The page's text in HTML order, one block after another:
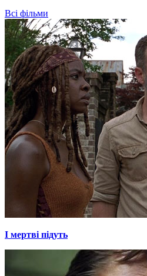
Всі фільми
І мертві підуть